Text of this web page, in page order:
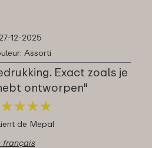
27-12-2025
Assorti
Exact zoals je
ontworpen"
★★★★
★★★★
de Mepal
français